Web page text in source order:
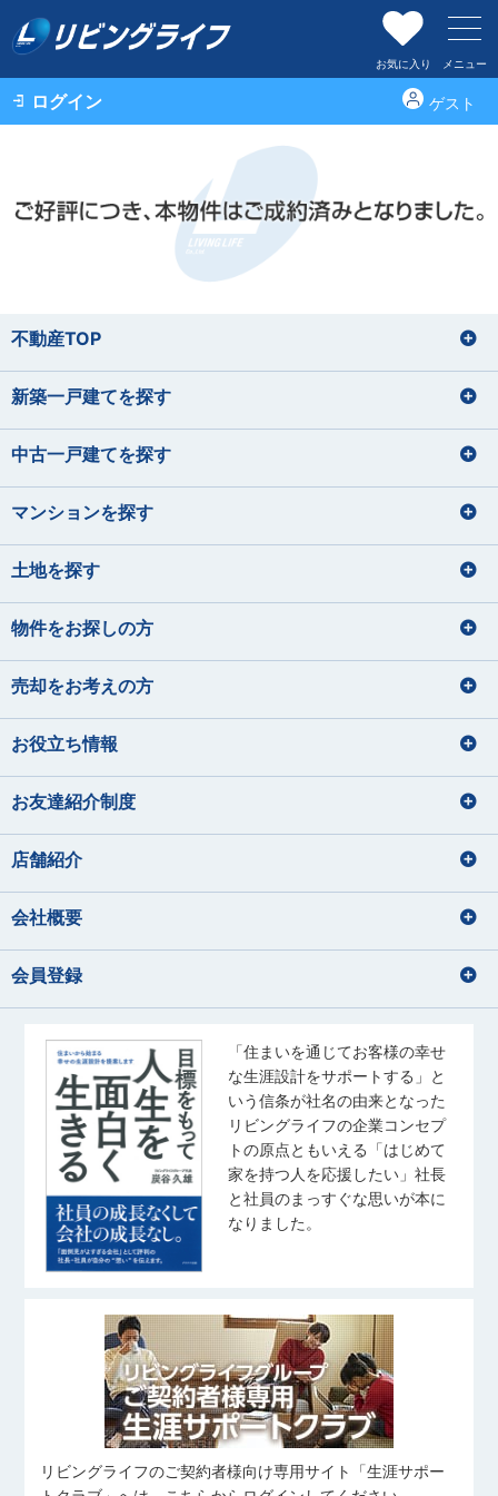
お気に入り メニュー
ログイン ゲスト
不動産TOP
新築一戸建てを探す
中古一戸建てを探す
マンションを探す
土地を探す
物件をお探しの方
売却をお考えの方
お役立ち情報
お友達紹介制度
店舗紹介
会社概要
会員登録
「住まいを通じてお客様の幸せ
な生涯設計をサポートする」と
いう信条が社名の由来となった
リビングライフの企業コンセプ
トの原点ともいえる「はじめて
家を持つ人を応援したい」社長
と社員のまっすぐな思いが本に
なりました。
リビングライフのご契約者様向け専用サイト「生涯サポー